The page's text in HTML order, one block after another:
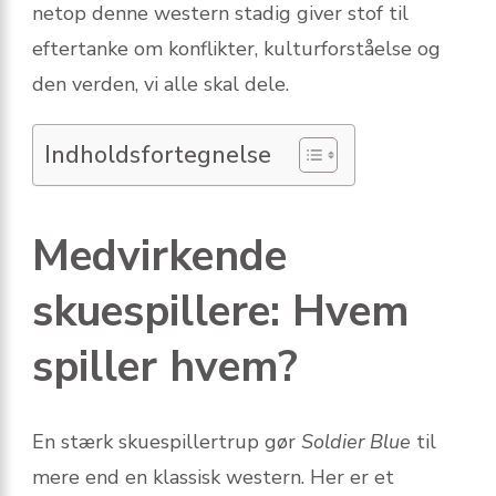
netop denne western stadig giver stof til
eftertanke om konflikter, kulturforståelse og
den verden, vi alle skal dele.
Indholdsfortegnelse
Medvirkende
skuespillere: Hvem
spiller hvem?
En stærk skuespillertrup gør Soldier Blue til
mere end en klassisk western. Her er et